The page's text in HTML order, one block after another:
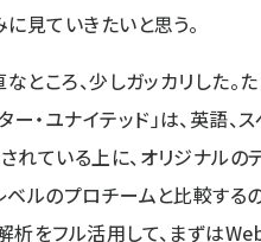
見ていきたいと思う。
なところ、少しガッカリした
ー・ユナイテッド」は、英語、
れている上に、オリジナルの
ベルのプロチームと比較する
析をフル活用して、まずは